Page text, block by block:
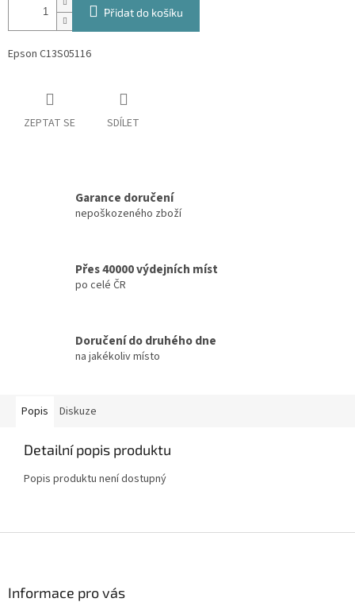
Přidat do košíku
Epson C13S05116
ZEPTAT SE SDÍLET
Garance doručení
nepoškozeného zboží
Přes 40000 výdejních míst
po celé ČR
Doručení do druhého dne
na jakékoliv místo
Popis Diskuze
Detailní popis produktu
Popis produktu není dostupný
Informace pro vás